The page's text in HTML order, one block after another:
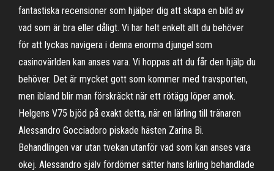
fantastiska recensioner som hjälper dig att skapa en bild av
vad som är bra eller dåligt. Vi har helt enkelt allt du behöver
för att lyckas navigera i denna enorma djungel som
casinovärlden kan anses vara. Vi hoppas att du får den hjälp du
behöver. Det är mycket gott som kommer med travsporten,
men ibland blir man förskräckt när ett rötägg löper amok.
Helgens V75 bjöd på exakt detta, när en lärling till tränaren
Alessandro Gocciadoro piskade hästen Zarina Bi.
Behandlingen var utan tvekan utanför vad som kan anses vara
okej. Alessandro själv fördömer sätter hans lärling behandlade